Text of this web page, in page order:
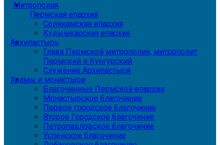
Митрополия
Пермская епархия
Соликамская епархия
Кудымкарская епархия
Архипастырь
Глава Пермской митрополии, митрополит
Пермский и Кунгурский
Служение Архипастыря
Храмы и монастыри
Благочинные Пермской епархии
Монастырское благочиние
Первое городское благочиние
Второе Городское благочиние
Петропавловское благочиние
Успенское благочиние